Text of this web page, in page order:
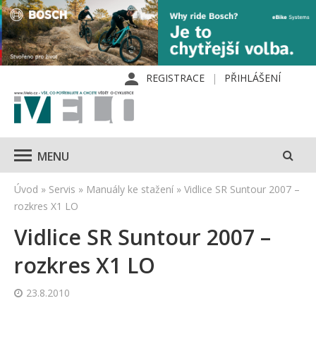
REGISTRACE PŘIHLÁŠENÍ
MENU
Úvod » Servis » Manuály ke stažení » Vidlice SR Suntour 2007 –
rozkres X1 LO
Vidlice SR Suntour 2007 –
rozkres X1 LO
23.8.2010